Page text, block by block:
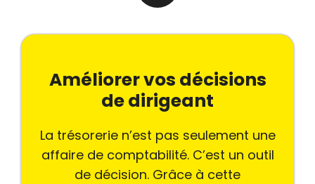
Améliorer vos décisions
de dirigeant
La trésorerie n’est pas seulement une
affaire de comptabilité. C’est un outil
de décision. Grâce à cette